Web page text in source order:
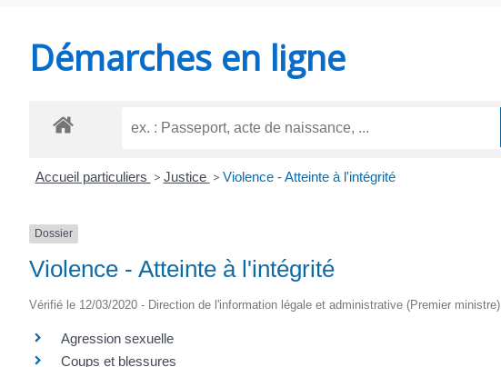
Démarches en ligne
Accueil particuliers > Justice > Violence - Atteinte à l'intégrité
Dossier
Violence - Atteinte à l'intégrité
Vérifié le 12/03/2020 - Direction de l'information légale et administrative (Premier ministre)
Agression sexuelle
Coups et blessures